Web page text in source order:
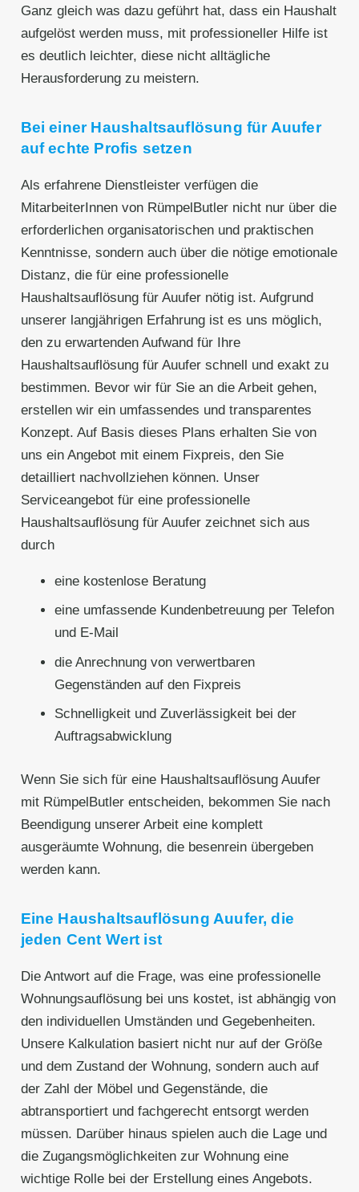
Ganz gleich was dazu geführt hat, dass ein Haushalt
aufgelöst werden muss, mit professioneller Hilfe ist
es deutlich leichter, diese nicht alltägliche
Herausforderung zu meistern.
Bei einer Haushaltsauflösung für Auufer
auf echte Profis setzen
Als erfahrene Dienstleister verfügen die
MitarbeiterInnen von RümpelButler nicht nur über die
erforderlichen organisatorischen und praktischen
Kenntnisse, sondern auch über die nötige emotionale
Distanz, die für eine professionelle
Haushaltsauflösung für Auufer nötig ist. Aufgrund
unserer langjährigen Erfahrung ist es uns möglich,
den zu erwartenden Aufwand für Ihre
Haushaltsauflösung für Auufer schnell und exakt zu
bestimmen. Bevor wir für Sie an die Arbeit gehen,
erstellen wir ein umfassendes und transparentes
Konzept. Auf Basis dieses Plans erhalten Sie von
uns ein Angebot mit einem Fixpreis, den Sie
detailliert nachvollziehen können. Unser
Serviceangebot für eine professionelle
Haushaltsauflösung für Auufer zeichnet sich aus
durch
eine kostenlose Beratung
eine umfassende Kundenbetreuung per Telefon
und E-Mail
die Anrechnung von verwertbaren
Gegenständen auf den Fixpreis
Schnelligkeit und Zuverlässigkeit bei der
Auftragsabwicklung
Wenn Sie sich für eine Haushaltsauflösung Auufer
mit RümpelButler entscheiden, bekommen Sie nach
Beendigung unserer Arbeit eine komplett
ausgeräumte Wohnung, die besenrein übergeben
werden kann.
Eine Haushaltsauflösung Auufer, die
jeden Cent Wert ist
Die Antwort auf die Frage, was eine professionelle
Wohnungsauflösung bei uns kostet, ist abhängig von
den individuellen Umständen und Gegebenheiten.
Unsere Kalkulation basiert nicht nur auf der Größe
und dem Zustand der Wohnung, sondern auch auf
der Zahl der Möbel und Gegenstände, die
abtransportiert und fachgerecht entsorgt werden
müssen. Darüber hinaus spielen auch die Lage und
die Zugangsmöglichkeiten zur Wohnung eine
wichtige Rolle bei der Erstellung eines Angebots.